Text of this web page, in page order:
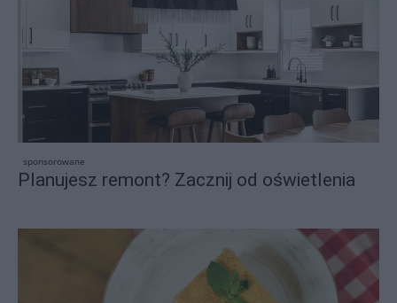
sponsorowane
Planujesz remont? Zacznij od oświetlenia